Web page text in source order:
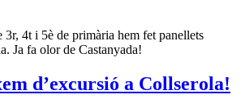
3r, 4t i 5è de primària hem fet panellets
Ja fa olor de Castanyada!
d’excursió a Collserola!